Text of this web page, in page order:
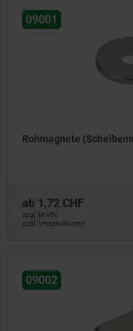
09001
Rohmagnete
ab 1,72 CHF
zzgl. MwSt.
zzgl. Versandkosten
09002